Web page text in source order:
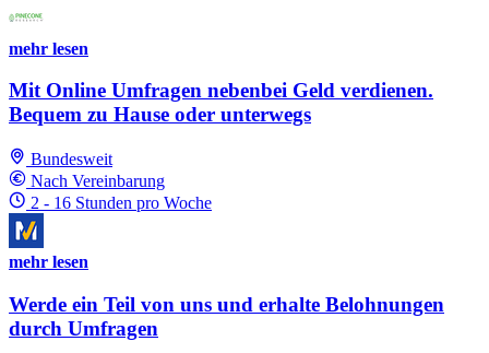
mehr lesen
Mit Online Umfragen nebenbei Geld verdienen.
Bequem zu Hause oder unterwegs
Bundesweit
Nach Vereinbarung
2 - 16 Stunden pro Woche
mehr lesen
Werde ein Teil von uns und erhalte Belohnungen
durch Umfragen